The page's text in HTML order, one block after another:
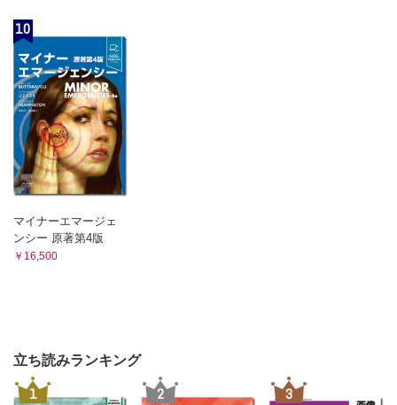
10
マイナーエマージェ
ンシー 原著第4版
￥16,500
立ち読みランキング
1 2 3